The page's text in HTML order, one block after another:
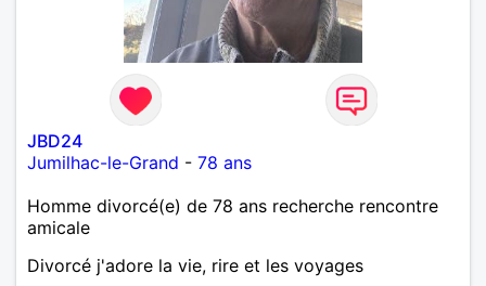
JBD24
Jumilhac-le-Grand - 78 ans
Homme divorcé(e) de 78 ans recherche rencontre
amicale
Divorcé j'adore la vie, rire et les voyages